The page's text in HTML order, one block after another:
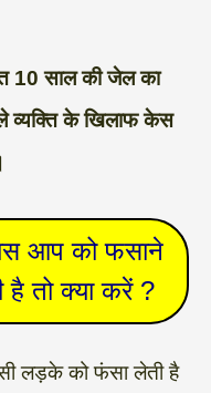
10 साल की जेल का
व्यक्ति के खिलाफ केस
आप को फसाने
तो क्या करें ?
लड़के को फंसा लेती है